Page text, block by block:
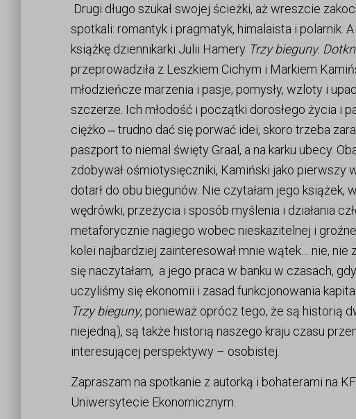
Drugi długo szukał swojej ścieżki, aż wreszcie
spotkali: romantyk i pragmatyk, himalaista i polarnik.
książkę dziennikarki Julii Hamery Trzy bieguny.
przeprowadziła z Leszkiem Cichym i Markiem
młodzieńcze marzenia i pasje, pomysły, wzloty i
szczerze. Ich młodość i początki dorosłego życia i
ciężko ‒ trudno dać się porwać idei, skoro trzeba
paszport to niemal święty Graal, a na karku ubecy.
zdobywał ośmiotysięczniki, Kamiński jako pierwszy
dotarł do obu biegunów. Nie czytałam jego
wędrówki, przeżycia i sposób myślenia i działania
metaforycznie nagiego wobec nieskazitelnej i
kolei najbardziej zainteresował mnie wątek… nie,
się naczytałam, a jego praca w banku w czasach,
uczyliśmy się ekonomii i zasad funkcjonowania
Trzy bieguny, ponieważ oprócz tego, że są historią
niejedną), są także historią naszego kraju czasu
interesującej perspektywy – osobistej.
Zapraszam na spotkanie z autorką i bohaterami na
Uniwersytecie Ekonomicznym.